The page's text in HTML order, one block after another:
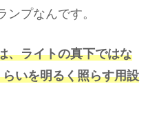
ンプなんです。
、ライトの真下ではな
いを明るく照らす用設